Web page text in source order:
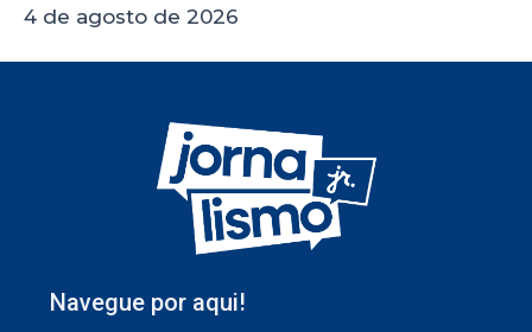
4 de agosto de 2026
Navegue por aqui!